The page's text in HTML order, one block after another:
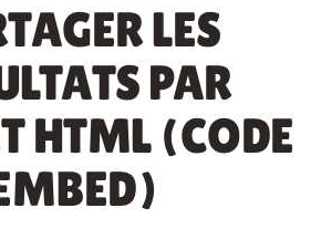
LES
PAR
HTML (CODE